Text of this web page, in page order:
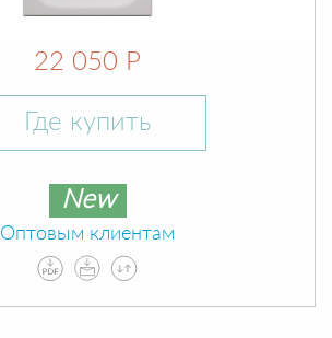
22 050 Р
Где купить
New
Оптовым клиентам